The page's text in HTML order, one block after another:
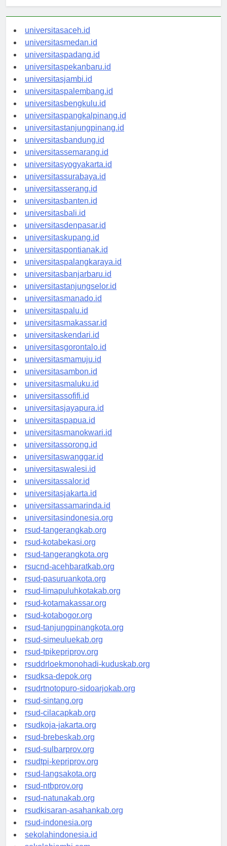
universitasaceh.id
universitasmedan.id
universitaspadang.id
universitaspekanbaru.id
universitasjambi.id
universitaspalembang.id
universitasbengkulu.id
universitaspangkalpinang.id
universitastanjungpinang.id
universitasbandung.id
universitassemarang.id
universitasyogyakarta.id
universitassurabaya.id
universitasserang.id
universitasbanten.id
universitasbali.id
universitasdenpasar.id
universitaskupang.id
universitaspontianak.id
universitaspalangkaraya.id
universitasbanjarbaru.id
universitastanjungselor.id
universitasmanado.id
universitaspalu.id
universitasmakassar.id
universitaskendari.id
universitasgorontalo.id
universitasmamuju.id
universitasambon.id
universitasmaluku.id
universitassofifi.id
universitasjayapura.id
universitaspapua.id
universitasmanokwari.id
universitassorong.id
universitaswanggar.id
universitaswalesi.id
universitassalor.id
universitasjakarta.id
universitassamarinda.id
universitasindonesia.org
rsud-tangerangkab.org
rsud-kotabekasi.org
rsud-tangerangkota.org
rsucnd-acehbaratkab.org
rsud-pasuruankota.org
rsud-limapuluhkotakab.org
rsud-kotamakassar.org
rsud-kotabogor.org
rsud-tanjungpinangkota.org
rsud-simeuluekab.org
rsud-tpikepriprov.org
rsuddrloekmonohadi-kuduskab.org
rsudksa-depok.org
rsudrtnotopuro-sidoarjokab.org
rsud-sintang.org
rsud-cilacapkab.org
rsudkoja-jakarta.org
rsud-brebeskab.org
rsud-sulbarprov.org
rsudtpi-kepriprov.org
rsud-langsakota.org
rsud-ntbprov.org
rsud-natunakab.org
rsudkisaran-asahankab.org
rsud-indonesia.org
sekolahindonesia.id